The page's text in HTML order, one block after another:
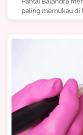
paling memukau di